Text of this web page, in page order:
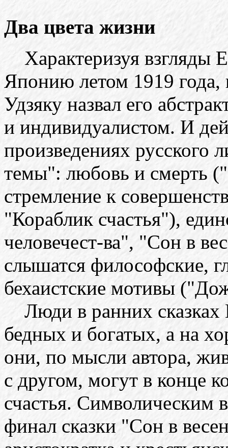
Два цвета жизни
Характеризуя взгляды
Японию летом 1919 года,
Удзяку назвал его
и индивидуалистом. И
произведениях русского
темы": любовь и смерть
стремление к
"Кораблик счастья"),
человечест-ва", "Сон в
слышатся философские,
бехаистские мотивы
Люди в ранних сказках
бедных и богатых, а на
они, по мысли автора,
с другом, могут в конце
счастья. Символическим
финал сказки "Сон в